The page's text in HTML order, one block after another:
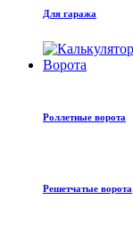
Для гаража
Ворота
Роллетные ворота
Решетчатые ворота